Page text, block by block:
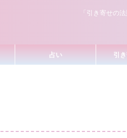
「引き寄せの
占い 引